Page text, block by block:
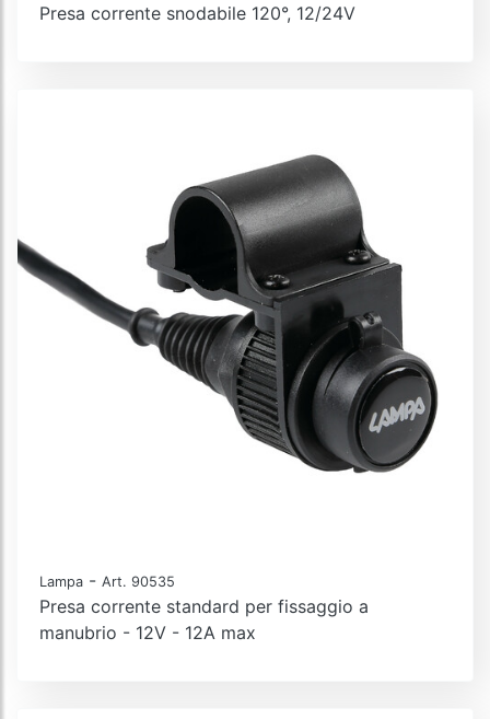
Presa corrente snodabile 120°, 12/24V
Lampa - Art. 90535
Presa corrente standard per fissaggio a
manubrio - 12V - 12A max